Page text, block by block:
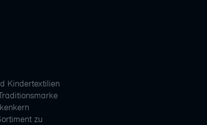
Kindertextilien
zu